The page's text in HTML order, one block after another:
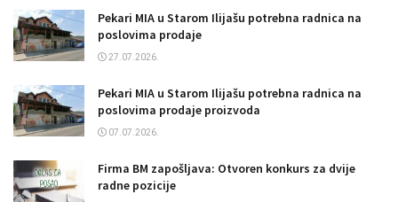
Pekari MIA u Starom Ilijašu potrebna radnica na
poslovima prodaje
27.07.2026.
Pekari MIA u Starom Ilijašu potrebna radnica na
poslovima prodaje proizvoda
07.07.2026.
Firma BM zapošljava: Otvoren konkurs za dvije
radne pozicije